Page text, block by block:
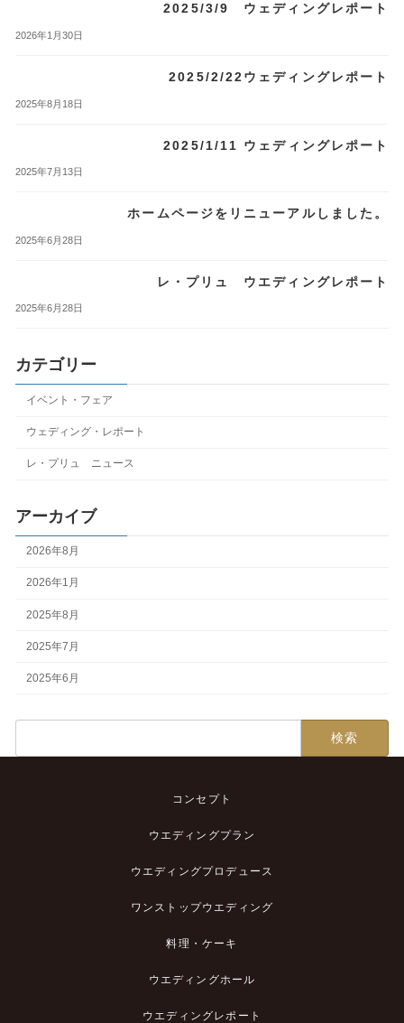
2025/3/9 ウェディングレポート
2026年1月30日
2025/2/22ウェディングレポート
2025年8月18日
2025/1/11 ウェディングレポート
2025年7月13日
ホームページをリニューアルしました。
2025年6月28日
レ・プリュ ウエディングレポート
2025年6月28日
カテゴリー
イベント・フェア
ウェディング・レポート
レ・プリュ ニュース
アーカイブ
2026年8月
2026年1月
2025年8月
2025年7月
2025年6月
検
コンセプト
ウエディングプラン
ウエディングプロデュース
ワンストップウエディング
料理・ケーキ
ウエディングホール
ウエディングレポート